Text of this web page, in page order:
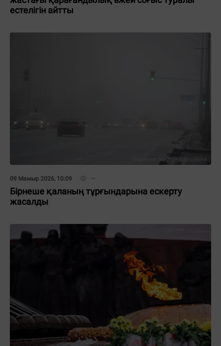
естелігін айтты
09 Мамыр 2026, 10:09
Бірнеше қаланың тұрғындарына ескерту
жасалды